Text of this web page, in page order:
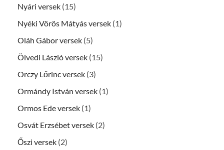
Nyári versek (15)
Nyéki Vörös Mátyás versek (1)
Oláh Gábor versek (5)
Ölvedi László versek (15)
Orczy Lőrinc versek (3)
Ormándy István versek (1)
Ormos Ede versek (1)
Osvát Erzsébet versek (2)
Őszi versek (2)